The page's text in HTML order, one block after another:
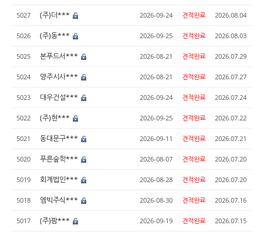
5027 (주)더*** 2026-09-24 견적완료 2026.08.04
5026 (주)동*** 2026-09-25 견적완료 2026.08.03
5025 본푸드서*** 2026-08-21 견적완료 2026.07.29
5024 양주시사*** 2026-08-21 견적완료 2026.07.27
5023 대우건설*** 2026-09-24 견적완료 2026.07.24
5022 (주)현*** 2026-09-25 견적완료 2026.07.22
5021 동대문구*** 2026-09-11 견적완료 2026.07.21
5020 푸른숲학*** 2026-08-07 견적완료 2026.07.20
5019 회계법인*** 2026-08-28 견적완료 2026.07.20
5018 엠빅주식*** 2026-08-30 견적완료 2026.07.16
5017 (주)팜*** 2026-09-19 견적완료 2026.07.15